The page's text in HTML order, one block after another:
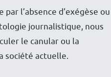
l’absence d’exégèse ou
journalistique, nous
le canular ou la
société actuelle.